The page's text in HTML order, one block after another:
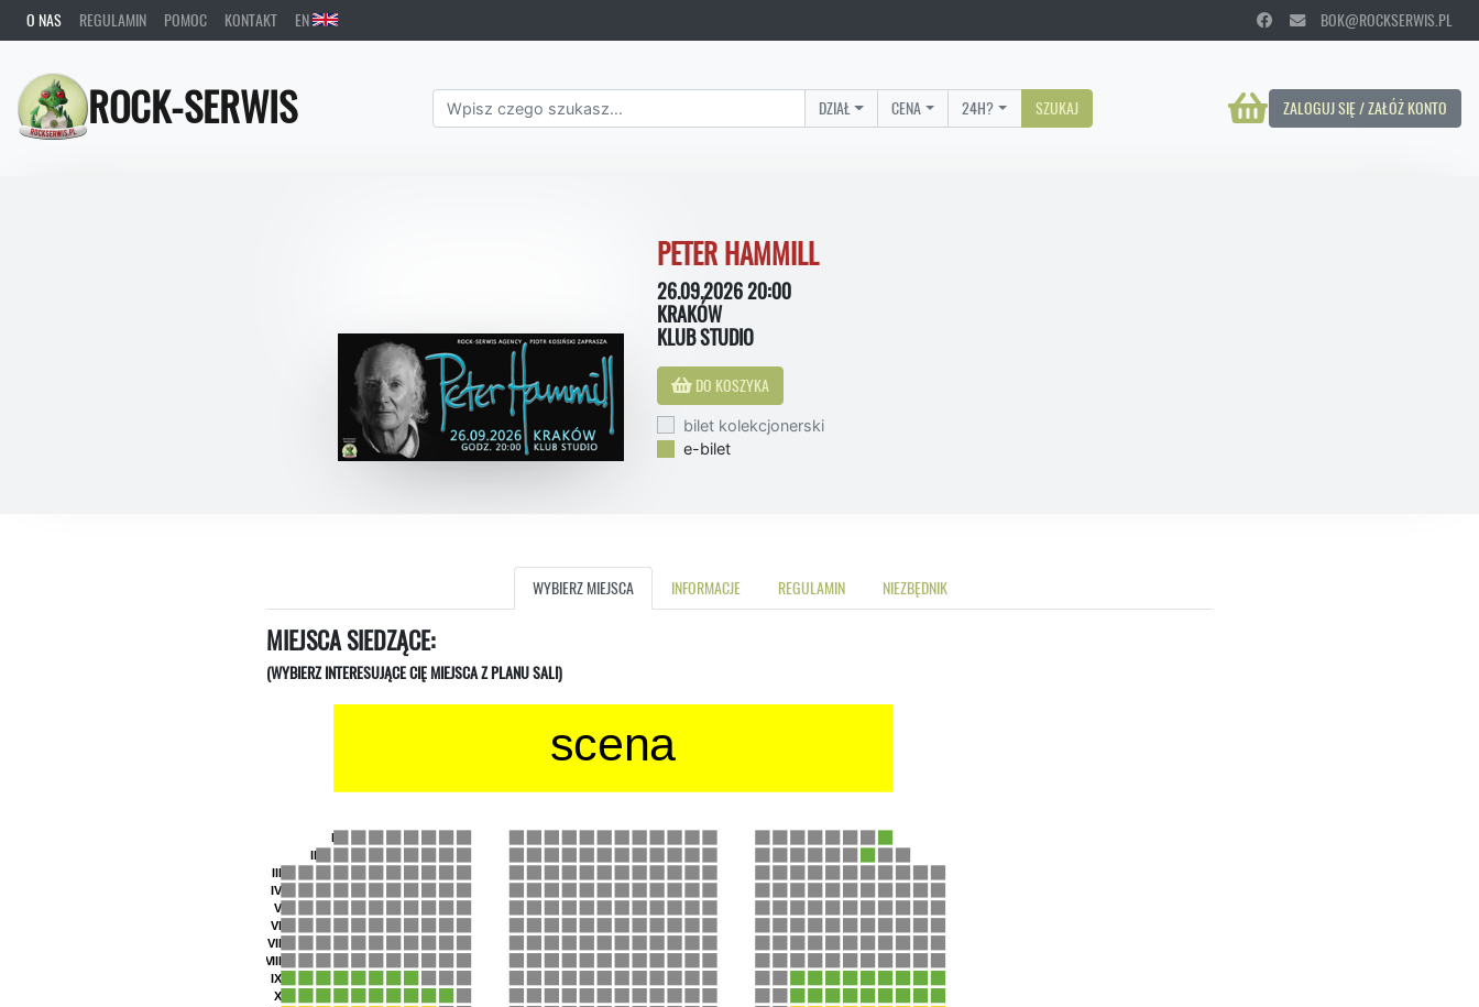
O NAS REGULAMIN POMOC KONTAKT EN BOK@ROCKSERWIS.PL
ROCK-SERWIS ZALOGUJ SIĘ / ZAŁÓŻ KONTO
DZIAŁ CENA 24H? SZUKAJ
PETER HAMMILL
26.09.2026 20:00
KRAKÓW
KLUB STUDIO
DO KOSZYKA
bilet kolekcjonerski
e-bilet
WYBIERZ MIEJSCA INFORMACJE REGULAMIN NIEZBĘDNIK
MIEJSCA SIEDZĄCE:
(WYBIERZ INTERESUJĄCE CIĘ MIEJSCA Z PLANU SALI)